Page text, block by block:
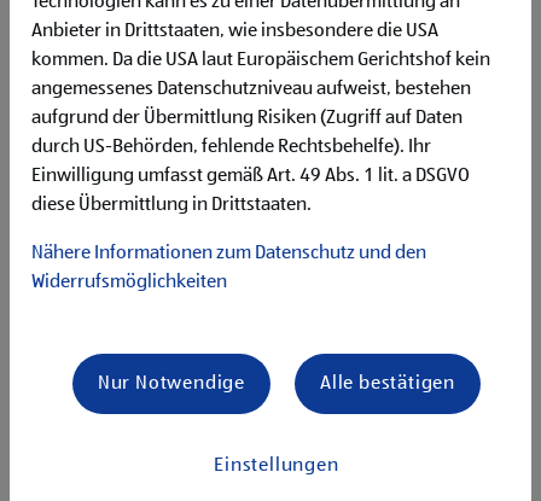
Flexibilität für Früh- und Spätdienste (Montag bis
Samstag)
Begeisterung im Handel zu arbeiten und den
Unternehmenserfolg mitzugestalten
Freude an der Arbeit im Team für ein motiviertes
Miteinander
Bereitschaft zu körperlich anspruchsvollen Tätigkeiten
freundlich im Umgang mit Kund:innen für eine
zuverlässige und organisierte Arbeitsweise zur
gewissenhaften Erledigung der Aufgaben
1.000 € HOFER Reisen- oder Warengutschein und
zusätzlich 1.500 € bei ausgezeichnetem Erfolg
Erfolgsprämien bei positivem Lehrabschluss (guter Erfolg:
Anbieter in Drittstaaten, wie insbesondere die USA
kommen. Da die USA laut Europäischem Gerichtshof kein
angemessenes Datenschutzniveau aufweist, bestehen
aufgrund der Übermittlung Risiken (Zugriff auf Daten
durch US-Behörden, fehlende Rechtsbehelfe). Ihr
Einwilligung umfasst gemäß Art. 49 Abs. 1 lit. a DSGVO
diese Übermittlung in Drittstaaten.
Nähere Informationen zum Datenschutz und den
Widerrufsmöglichkeiten
Einstellungen
Nur Notwendige Alle bestätigen